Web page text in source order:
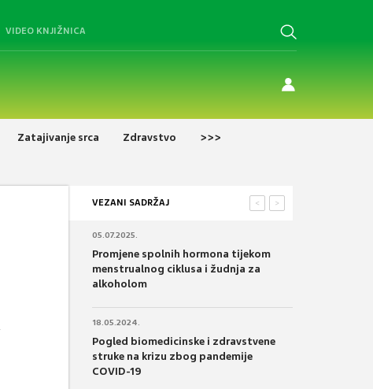
VIDEO KNJIŽNICA
Zatajivanje srca Zdravstvo >>>
VEZANI SADRŽAJ >
<
05.07.2025.
Promjene spolnih hormona tijekom
menstrualnog ciklusa i žudnja za
alkoholom
18.05.2024.
Pogled biomedicinske i zdravstvene
struke na krizu zbog pandemije
COVID-19